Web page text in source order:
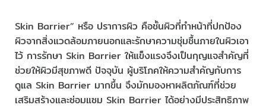
Skin Barrier” หรือ ปราการผิว คือชั้นผิวที่ทำหน้าที่ปกป้อง
ผิวจากสิ่งแวดล้อมภายนอกและรักษาความชุ่มชื้นภายในผิวเอา
ไว้ การรักษา Skin Barrier ให้แข็งแรงจึงเป็นกุญแจสำคัญที่
ช่วยให้ผิวมีสุขภาพดี ปัจจุบัน ผู้บริโภคให้ความสำคัญกับการ
ดูแล Skin Barrier มากขึ้น จึงมักมองหาผลิตภัณฑ์ที่ช่วย
เสริมสร้างและซ่อมแซม Skin Barrier ได้อย่างมีประสิทธิภาพ